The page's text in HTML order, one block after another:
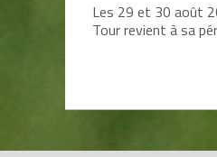
Les 29 et 30 août
Tour revient à sa